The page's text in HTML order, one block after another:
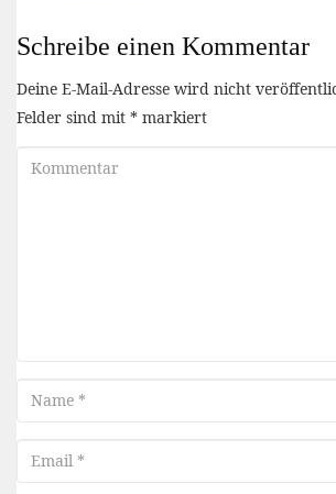
Schreibe einen Kommentar
Deine E-Mail-Adresse wird nicht
Felder sind mit * markiert
Kommentar
Name
Email